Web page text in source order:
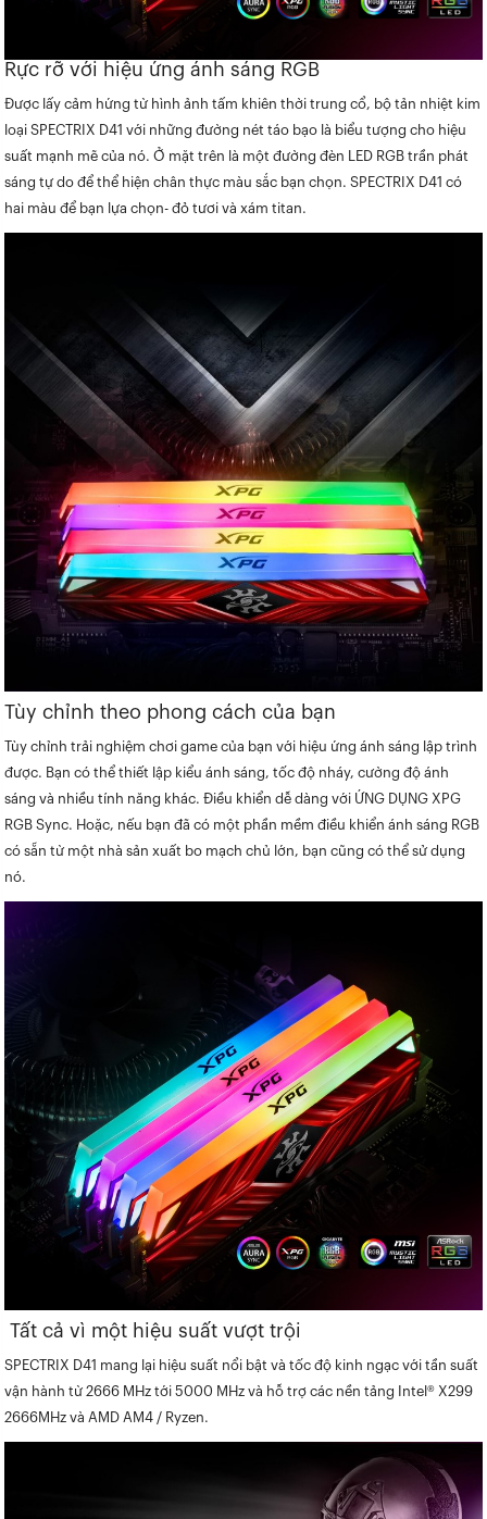
Rực rỡ với hiệu ứng ánh sáng RGB
Được lấy cảm hứng từ hình ảnh tấm khiên thời trung cổ, bộ tản nhiệt kim
loại SPECTRIX D41 với những đường nét táo bạo là biểu tượng cho hiệu
suất mạnh mẽ của nó. Ở mặt trên là một đường đèn LED RGB trần phát
sáng tự do để thể hiện chân thực màu sắc bạn chọn. SPECTRIX D41 có
hai màu để bạn lựa chọn- đỏ tươi và xám titan.
Tùy chỉnh theo phong cách của bạn
Tùy chỉnh trải nghiệm chơi game của bạn với hiệu ứng ánh sáng lập trình
được. Bạn có thể thiết lập kiểu ánh sáng, tốc độ nháy, cường độ ánh
sáng và nhiều tính năng khác. Điều khiển dễ dàng với ỨNG DỤNG XPG
RGB Sync. Hoặc, nếu bạn đã có một phần mềm điều khiển ánh sáng RGB
có sẵn từ một nhà sản xuất bo mạch chủ lớn, bạn cũng có thể sử dụng
nó.
Tất cả vì một hiệu suất vượt trội
SPECTRIX D41 mang lại hiệu suất nổi bật và tốc độ kinh ngạc với tần suất
vận hành từ 2666 MHz tới 5000 MHz và hỗ trợ các nền tảng Intel® X299
2666MHz và AMD AM4 / Ryzen.